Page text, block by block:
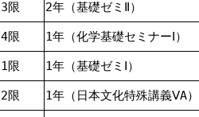
3限 2年（基礎ゼミⅡ）
4限 1年（化学基礎セミナーⅠ）
1限 1年（基礎ゼミⅠ）
2限 1年（日本文化特殊講義ⅤA）